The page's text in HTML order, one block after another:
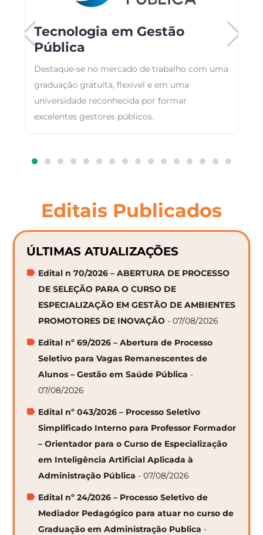
Tecnologia em Gestão
Pública
Destaque-se no mercado de trabalho com uma
graduação gratuita, flexível e em uma
universidade reconhecida por formar
excelentes gestores públicos.
Editais Publicados
ÚLTIMAS ATUALIZAÇÕES
Edital n 70/2026 – ABERTURA DE PROCESSO
DE SELEÇÃO PARA O CURSO DE
ESPECIALIZAÇÃO EM GESTÃO DE AMBIENTES
PROMOTORES DE INOVAÇÃO - 07/08/2026
Edital nº 69/2026 – Abertura de Processo
Seletivo para Vagas Remanescentes de
Alunos – Gestão em Saúde Pública -
07/08/2026
Edital nº 043/2026 – Processo Seletivo
Simplificado Interno para Professor Formador
– Orientador para o Curso de Especialização
em Inteligência Artificial Aplicada à
Administração Pública - 07/08/2026
Edital nº 24/2026 – Processo Seletivo de
Mediador Pedagógico para atuar no curso de
Graduação em Administração Publica -